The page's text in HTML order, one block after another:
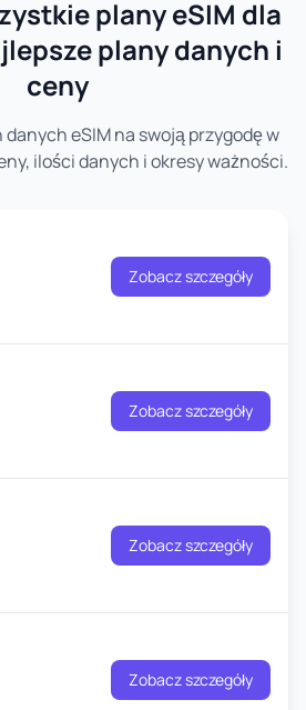
plany eSIM dla
plany danych i
ceny
eSIM na swoją przygodę w
ilości danych i okresy ważności.
Zobacz szczegóły
Zobacz szczegóły
Zobacz szczegóły
Zobacz szczegóły